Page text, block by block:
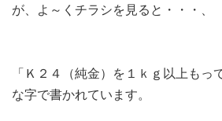
が、よ～くチラシを見ると・・・、
「Ｋ２４（純金）を１ｋｇ以上もっ
な字で書かれています。